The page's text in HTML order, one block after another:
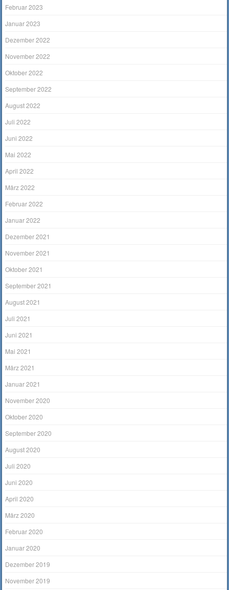
Februar 2023
Januar 2023
Dezember 2022
November 2022
Oktober 2022
September 2022
August 2022
Juli 2022
Juni 2022
Mai 2022
April 2022
März 2022
Februar 2022
Januar 2022
Dezember 2021
November 2021
Oktober 2021
September 2021
August 2021
Juli 2021
Juni 2021
Mai 2021
März 2021
Januar 2021
November 2020
Oktober 2020
September 2020
August 2020
Juli 2020
Juni 2020
April 2020
März 2020
Februar 2020
Januar 2020
Dezember 2019
November 2019